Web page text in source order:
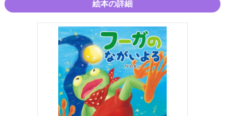
絵本の詳細